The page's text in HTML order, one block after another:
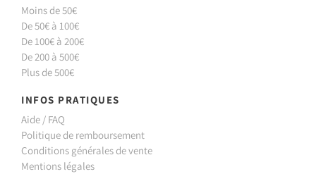
Moins de 50€
De 50€ à 100€
De 100€ à 200€
De 200 à 500€
Plus de 500€
INFOS PRATIQUES
Aide / FAQ
Politique de remboursement
Conditions générales de vente
Mentions légales